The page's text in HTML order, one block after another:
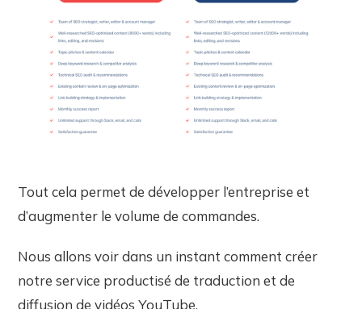
Tout cela permet de développer l’entreprise et
d’augmenter le volume de commandes.
Nous allons voir dans un instant comment créer
notre service productisé de traduction et de
diffusion de vidéos YouTube.